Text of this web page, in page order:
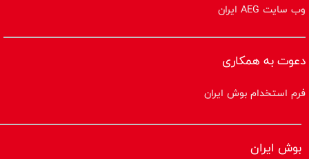
وب سایت AEG ایران
دعوت به همکاری
فرم استخدام بوش ایران
بوش ایران